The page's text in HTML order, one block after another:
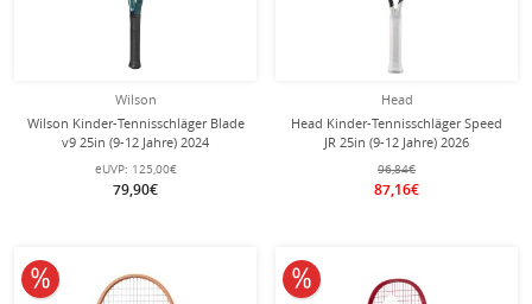
Wilson
Wilson Kinder-Tennisschläger Blade
v9 25in (9-12 Jahre) 2024
emeraldgrün - besaitet -
eUVP: 125,00€
79,90€
Head
Head Kinder-Tennisschläger Speed
JR 25in (9-12 Jahre) 2026
schwarz/weiss - besaitet -
96,84€
87,16€
10% reduziert 10% reduziert